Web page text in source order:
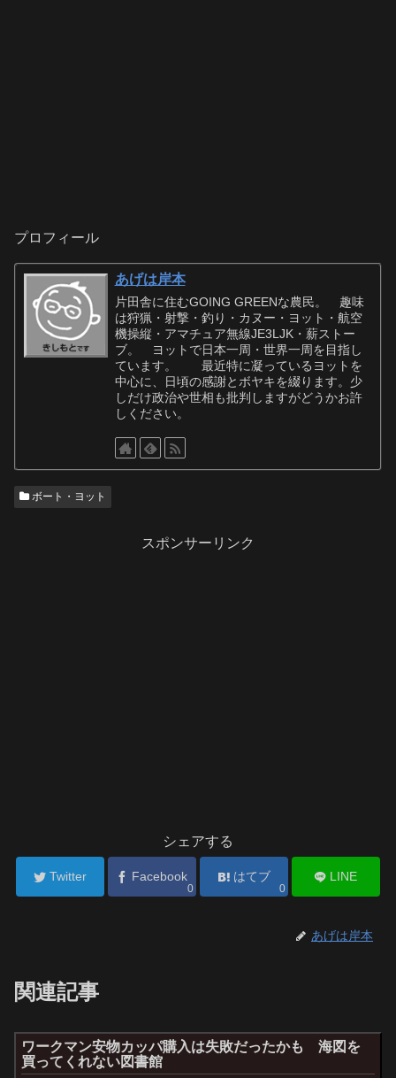
プロフィール
あげは岸本
片田舎に住むGOING GREENな農民。 趣味
は狩猟・射撃・釣り・カヌー・ヨット・航空
機操縦・アマチュア無線JE3LJK・薪ストー
ブ。 ヨットで日本一周・世界一周を目指し
ています。 最近特に凝っているヨットを
中心に、日頃の感謝とボヤキを綴ります。少
しだけ政治や世相も批判しますがどうかお許
しください。
ボート・ヨット
スポンサーリンク
シェアする
Twitter Facebook
0
はてブ
0
LINE
あげは岸本
関連記事
ワークマン安物カッパ購入は失敗だったかも 海図を
買ってくれない図書館